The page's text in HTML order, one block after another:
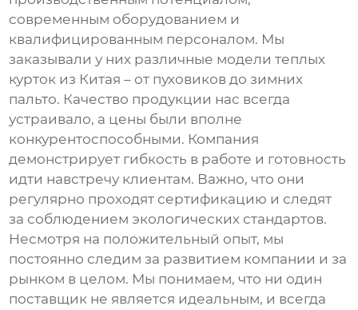
современным оборудованием и
квалифицированным персоналом. Мы
заказывали у них различные моделитеплых
курток из Китая – от пуховиков до зимних
пальто. Качество продукции нас всегда
устраивало, а цены были вполне
конкурентоспособными. Компания
демонстрирует гибкость в работе и готовность
идти навстречу клиентам. Важно, что они
регулярно проходят сертификацию и следят
за соблюдением экологических стандартов.
Несмотря на положительный опыт, мы
постоянно следим за развитием компании и за
рынком в целом. Мы понимаем, что ни один
поставщик не является идеальным, и всегда